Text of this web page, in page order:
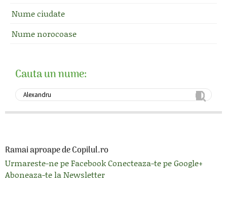
Nume ciudate
Nume norocoase
Cauta un nume:
Ramai aproape de Copilul.ro
Urmareste-ne pe FacebookConecteaza-te pe Google+
Aboneaza-te la Newsletter